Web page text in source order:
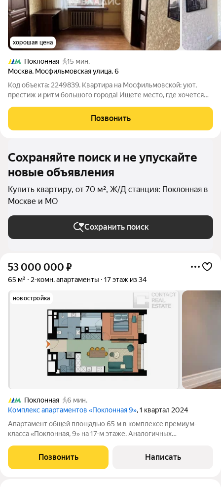
хорошая цена
Поклонная
15 мин.
Москва, Мосфильмовская улица,6
Код объекта: 2249839. Квартира на Мосфильмовской: уют,
престиж и ритм большого города! Ищете место, где хочется
ритме ваших желаний: уютные вечера у широких
подоконников, кулинарное творчество
Позвонить
Сохраняйте поиск и не упускайте
новые объявления
Купить квартиру, от 70 м², Ж/Д станция: Поклонная в
Москве и МО
Сохранить поиск
53 000 000 ₽
65 м² 2-комн. апартаменты 17 этаж из 34
новостройка
Поклонная
6 мин.
Комплекс апартаментов «Поклонная 9», 1 квартал 2024
Апартамент общей площадью 65 м в комплексе премиум-
класса «Поклонная, 9» на 17-м этаже. Аналогичных
дизайнерская отделка в стиле «модерн». Спланирована: кухня-
гостиная, две мастер-спальни с
Позвонить Написать